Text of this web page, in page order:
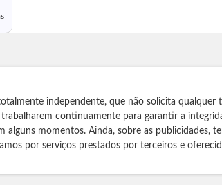
independente, que não solicita
continuamente para garantir a
alguns momentos. Ainda, sobre as publicidades,
por serviços prestados por terceiros e